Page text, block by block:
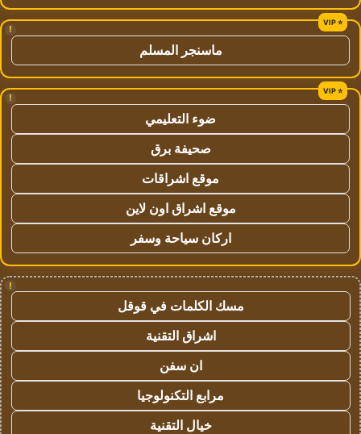
!
ماسنجر المسلم
!
ضوء التعليمي
صحيفة برق
موقع اشراقات
موقع اشراق اون لاين
اركان سياحة وسفر
!
مسك الكلمات في قوقل
اشراق التقنية
ان سفن
مرابع التكنولوجيا
خيال التقنية